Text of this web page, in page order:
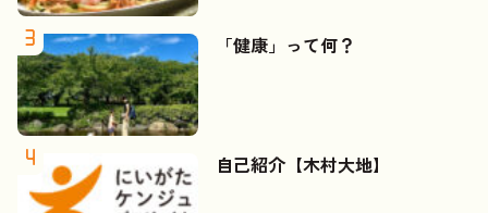
「健康」って何？
自己紹介【木村大地】